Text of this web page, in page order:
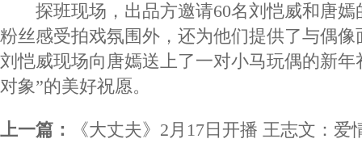
探班现场，出品方邀请60名刘恺威和唐嫣
粉丝感受拍戏氛围外，还为他们提供了与偶
刘恺威现场向唐嫣送上了一对小马玩偶的新年
对象”的美好祝愿。
上一篇：
《大丈夫》2月17日开播 王志文：爱